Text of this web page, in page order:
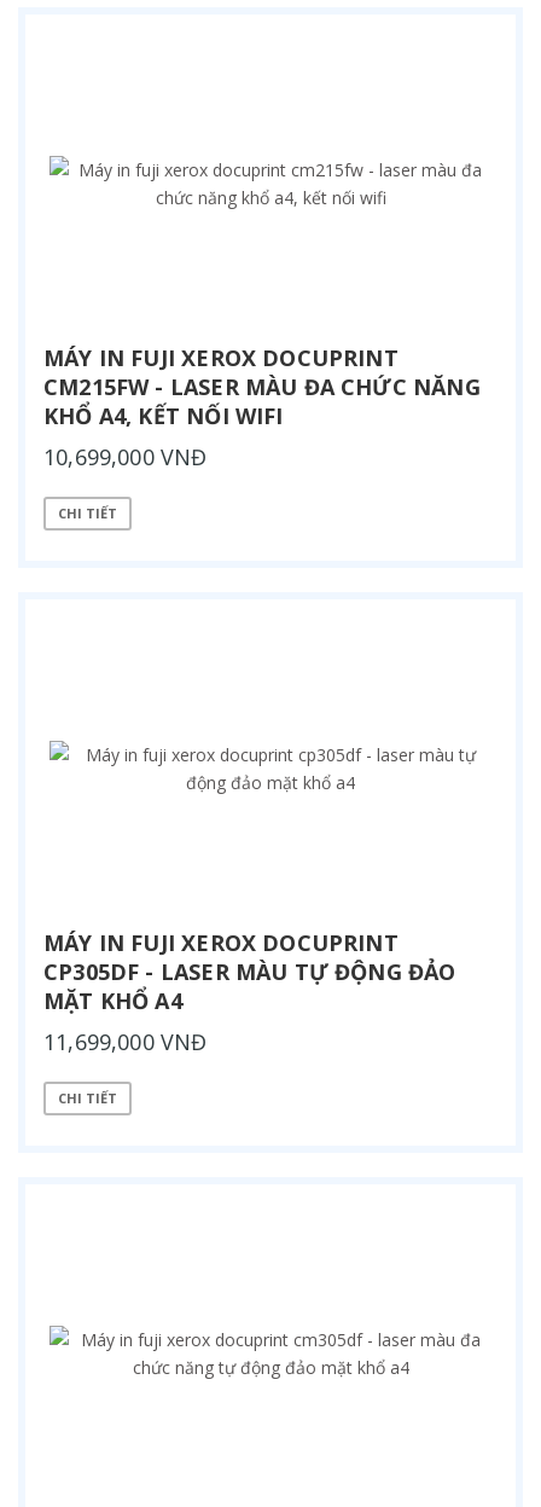
MÁY IN FUJI XEROX DOCUPRINT
CM215FW - LASER MÀU ĐA CHỨC NĂNG
KHỔ A4, KẾT NỐI WIFI
10,699,000 VNĐ
CHI TIẾT
MÁY IN FUJI XEROX DOCUPRINT
CP305DF - LASER MÀU TỰ ĐỘNG ĐẢO
MẶT KHỔ A4
11,699,000 VNĐ
CHI TIẾT